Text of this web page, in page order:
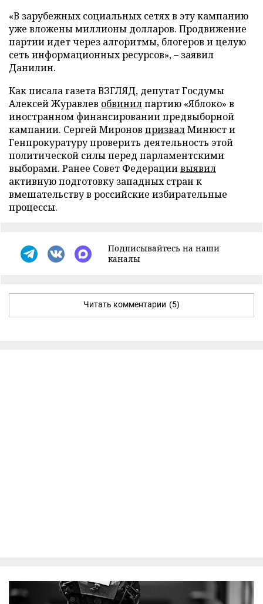
«В зарубежных социальных сетях в эту кампанию
уже вложены миллионы долларов. Продвижение
партии идет через алгоритмы, блогеров и целую
сеть информационных ресурсов», – заявил
Данилин.
Как писала газета ВЗГЛЯД, депутат Госдумы
Алексей Журавлев обвинилпартию «Яблоко» в
иностранном финансировании предвыборной
кампании. Сергей Миронов призвалМинюст и
Генпрокуратуру проверить деятельность этой
политической силы перед парламентскими
выборами. Ранее Совет Федерациивыявил
активную подготовку западных стран к
вмешательству в российские избирательные
процессы.
Подписывайтесь на наши
каналы
Читать комментарии (5)